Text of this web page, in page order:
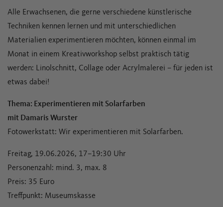
Alle Erwachsenen, die gerne verschiedene künstlerische
Techniken kennen lernen und mit unterschiedlichen
Materialien experimentieren möchten, können einmal im
Monat in einem Kreativworkshop selbst praktisch tätig
werden: Linolschnitt, Collage oder Acrylmalerei – für jeden ist
etwas dabei!
Thema: Experimentieren mit Solarfarben
mit Damaris Wurster
Fotowerkstatt: Wir experimentieren mit Solarfarben.
Freitag, 19.06.2026, 17–19:30 Uhr
Personenzahl: mind. 3, max. 8
Preis: 35 Euro
Treffpunkt: Museumskasse